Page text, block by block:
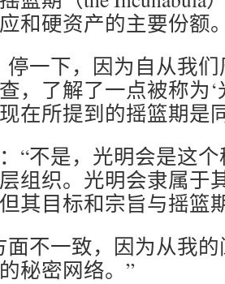
和硬资产的主要份额
停一下，因为自从我
，了解了一点被称为
在所提到的摇篮期是
“不是，光明会是这
组织。光明会隶属于
其目标和宗旨与摇篮
面不一致，因为从我
秘密网络。”